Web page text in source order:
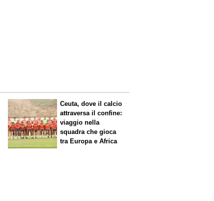
Ceuta, dove il calcio
attraversa il confine:
viaggio nella
squadra che gioca
tra Europa e Africa